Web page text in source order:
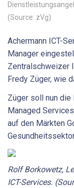
(Source: zVg)
Achermann ICT-
Manager
Zentralschweizer
Fredy Züger, wie
Züger soll nun
Managed
auf den Märkten
Rolf Borkowetz,
ICT-Services.